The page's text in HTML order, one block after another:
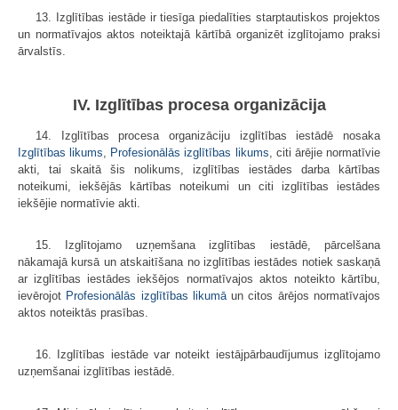
13. Izglītības iestāde ir tiesīga piedalīties starptautiskos projektos
un normatīvajos aktos noteiktajā kārtībā organizēt izglītojamo praksi
ārvalstīs.
IV. Izglītības procesa organizācija
14. Izglītības procesa organizāciju izglītības iestādē nosaka
Izglītības likums
Profesionālās izglītības likums , citi ārējie normatīvie
akti, tai skaitā šis nolikums, izglītības iestādes darba kārtības
noteikumi, iekšējās kārtības noteikumi un citi izglītības iestādes
iekšējie normatīvie akti.
15. Izglītojamo uzņemšana izglītības iestādē, pārcelšana
nākamajā kursā un atskaitīšana no izglītības iestādes notiek saskaņā
ar izglītības iestādes iekšējos normatīvajos aktos noteikto kārtību,
ievērojot Profesionālās izglītības likumāun citos ārējos normatīvajos
aktos noteiktās prasības.
16. Izglītības iestāde var noteikt iestājpārbaudījumus izglītojamo
uzņemšanai izglītības iestādē.